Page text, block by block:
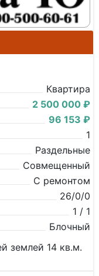
Квартира
2 500 000 ₽
96 153 ₽
1
Раздельные
Совмещенный
С ремонтом
26/0/0
1 / 1
Блочный
землей 14 кв.м.